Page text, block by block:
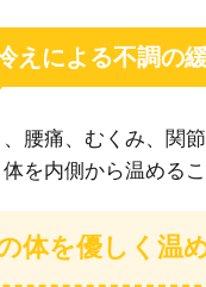
えによる不調の
、腰痛、むくみ、関
体を内側から温める
体を優しく温